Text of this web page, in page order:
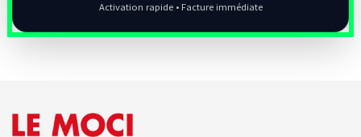
Activation rapide • Facture immédiate